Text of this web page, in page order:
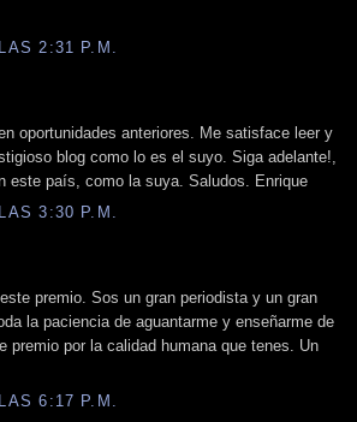
2:31 P.M.
oportunidades anteriores. Me satisface leer y
blog como lo es el suyo. Siga adelante!,
este país, como la suya. Saludos. Enrique
3:30 P.M.
premio. Sos un gran periodista y un gran
la paciencia de aguantarme y enseñarme de
premio por la calidad humana que tenes. Un
6:17 P.M.